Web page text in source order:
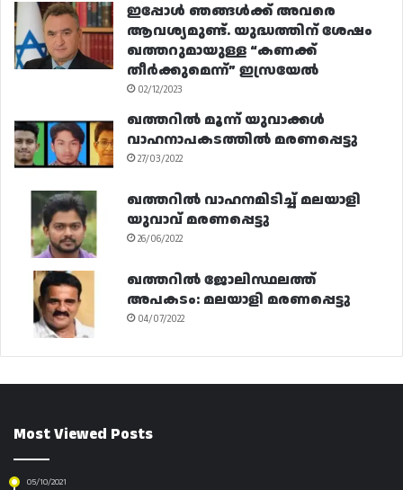
ഇപ്പോൾ ഞങ്ങൾക്ക് അവരെ
ആവശ്യമുണ്ട്. യുദ്ധത്തിന് ശേഷം
ഖത്തറുമായുള്ള “കണക്ക്
തീർക്കുമെന്ന്” ഇസ്രയേൽ
02/12/2023
ഖത്തറിൽ മൂന്ന് യുവാക്കൾ
വാഹനാപകടത്തിൽ മരണപ്പെട്ടു
27/03/2022
ഖത്തറിൽ വാഹനമിടിച്ച് മലയാളി
യുവാവ് മരണപ്പെട്ടു
26/06/2022
ഖത്തറിൽ ജോലിസ്ഥലത്ത്
അപകടം: മലയാളി മരണപ്പെട്ടു
04/07/2022
Most Viewed Posts
05/10/2021